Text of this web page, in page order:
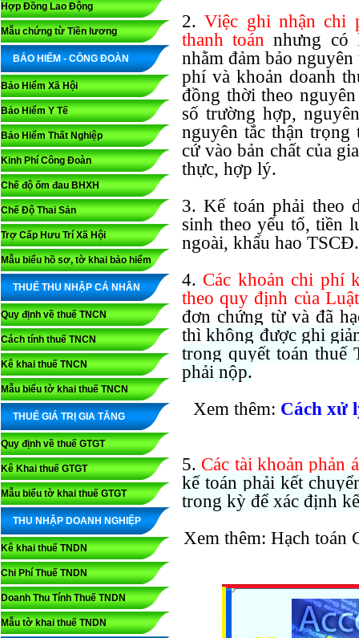
Hợp Đồng Lao Động
Mẫu chứng từ Tiền lương
BẢO HIỂM - CÔNG ĐOÀN
Bảo Hiểm Xã Hội
Bảo Hiểm Y Tế
Bảo Hiểm Thất Nghiệp
Kinh Phí Công Đoàn
Chế độ ốm đau BHXH
Chế Độ Thai Sản
Trợ Cấp Hưu Trí Xã Hội
Mẫu biểu hồ sơ, tờ khai bảo hiểm
THUẾ THU NHẬP CÁ NHÂN
Quy định về thuế TNCN
Cách tính thuế TNCN
Kê khai thuế TNCN
Mẫu biểu tờ khai thuế TNCN
THUẾ GIÁ TRỊ GIA TĂNG
Quy định về thuế GTGT
Kê Khai thuế GTGT
Mẫu biểu tờ khai thuế GTGT
THU NHẬP DOANH NGHIỆP
Kê khai thuế TNDN
Chi Phí Thuế TNDN
Doanh Thu Tính Thuế TNDN
Mẫu tờ khai thuế TNDN
2.Việc ghi nhận chi
thanh toánnhưng có
nhằm đảm bảo
phí và khoản doanh
đồng thời theo
số trường hợp,
nguyên tắc thận
cứ vào bản chất của
thực, hợp lý.
3. Kế toán phải theo
sinh theo yếu tố, tiền
ngoài, khấu hao
4. Các khoản chi phí
theo quy định của
đơn chứng từ và đã
thìkhông được ghi
trong quyết toán thuế
phải nộp.
Xem thêm: Cách xử
5. Các tài khoản phản
kế toán phải kết
trong kỳ để xác định
Xem thêm: Hạch toán